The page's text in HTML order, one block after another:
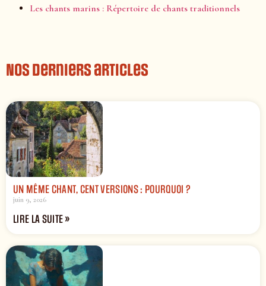
Les chants marins : Répertoire de chants traditionnels
Nos derniers articles
UN MÊME CHANT, CENT VERSIONS : POURQUOI ?
juin 9, 2026
LIRE LA SUITE »